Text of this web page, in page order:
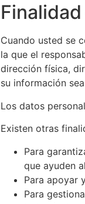
Cuando usted se
la que el
dirección física,
su información
Los datos
Existen otras
Para
que ayuden
Para apoyar
Para